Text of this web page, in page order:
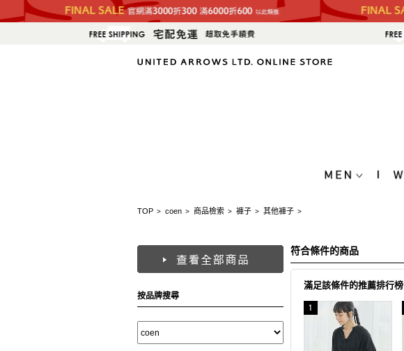
TOP > coen > 商品檢索 > 褲子 > 其他褲子 >
按品牌搜尋
符合條件的商品
滿足該條件的推薦排行榜